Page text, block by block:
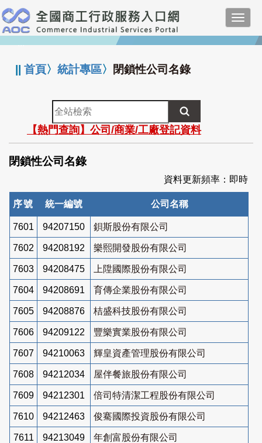
跳
到
主
要
:::
||首頁〉統計專區〉 閉鎖性公司名錄
全
站
檢
索
【熱門查詢】公司/商業/工廠登記資料
閉鎖性公司名錄
資料更新頻率：即時
序號 統一編號 公司名稱
7601 94207150 鋇斯股份有限公司
7602 94208192 樂熙開發股份有限公司
7603 94208475 上陞國際股份有限公司
7604 94208691 育傳企業股份有限公司
7605 94208876 桔盛科技股份有限公司
7606 94209122 豐樂實業股份有限公司
7607 94210063 輝皇資產管理股份有限公司
7608 94212034 屋伴餐旅股份有限公司
7609 94212301 倍司特清潔工程股份有限公司
7610 94212463 俊騫國際投資股份有限公司
7611 94213049 年創富股份有限公司